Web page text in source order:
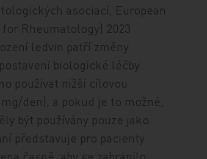
asociací, European
Rheumatology) 2023
ledvin patří změny
biologické léčby
používat nižší cílovou
den), a pokud je to možné,
být používány pouze jako
představuje pro pacienty